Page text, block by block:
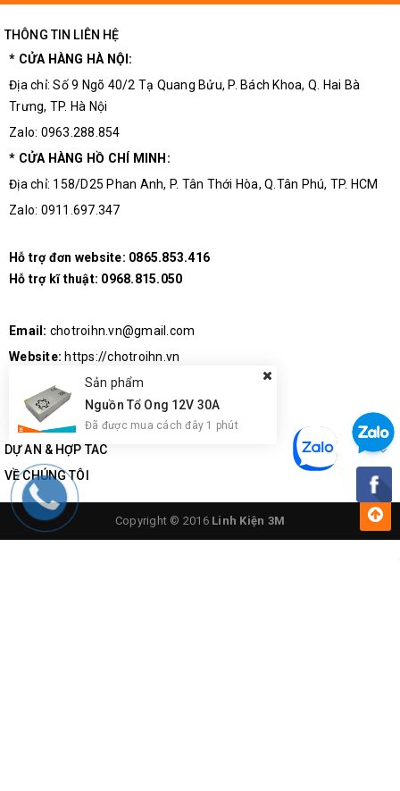
THÔNG TIN LIÊN HỆ
* CỬA HÀNG HÀ NỘI:
Địa chỉ: Số 9 Ngõ 40/2 Tạ Quang Bửu, P. Bách Khoa, Q. Hai Bà
Trưng, TP. Hà Nội
Zalo: 0963.288.854
* CỬA HÀNG HỒ CHÍ MINH:
Địa chỉ: 158/D25 Phan Anh, P. Tân Thới Hòa, Q.Tân Phú, TP. HCM
Zalo: 0911.697.347
Hỗ trợ đơn website: 0865.853.416
Hỗ trợ kĩ thuật: 0968.815.050
Email: chotroihn.vn@gmail.com
Website: https://chotroihn.vn
DỰ ÁN & HỢP TÁC
VỀ CHÚNG TÔI
Copyright © 2016 Linh Kiện 3M
Sản phẩm
Nguồn Tổ Ong 12V 30A
Đã được mua cách đây 1 phút